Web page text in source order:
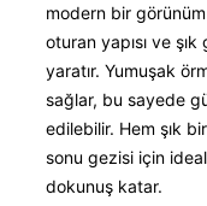
modern bir
oturan yapısı ve
yaratır. Yumuşak
sağlar, bu sayede
edilebilir. Hem şık
sonu gezisi için
dokunuş katar.